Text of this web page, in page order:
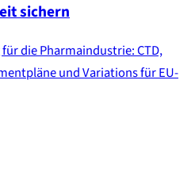
sichern
die Pharmaindustrie: CTD,
und Variations für EU-